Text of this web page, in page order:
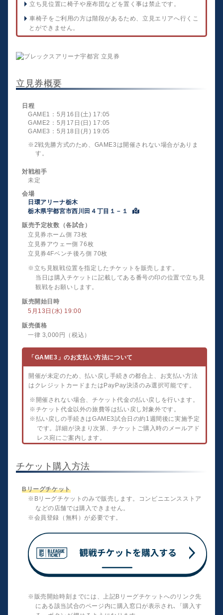
立ち見位置に椅子や座布団などを置く事は禁止です。
車椅子をご利用の方は階段があるため、立見エリアへ行くこ
とができません。
立見券概要
日程
GAME1：5月16日(土) 17:05
GAME2：5月17日(日) 17:05
GAME3：5月18日(月) 19:05
※2戦先勝方式のため、GAME3は開催されない場合がありま
す。
対戦相手
未定
会場
日環アリーナ栃木
栃木県宇都宮市西川田４丁目１－１
販売予定枚数（各試合）
立見券ホーム側 73枚
立見券アウェー側 76枚
立見券4Fベンチ後ろ側 70枚
※立ち見観戦位置を指定したチケットを販売します。
当日は購入チケットに記載してある番号の印の位置で立ち見
観戦をお願いします。
販売開始日時
5月13日(水) 19:00
販売価格
一律 3,000円（税込）
「GAME3」のお支払い方法について
開催が未定のため、払い戻し手続きの都合上、お支払い方法
はクレジットカードまたはPayPay決済のみ選択可能です。
※開催されない場合、チケット代金の払い戻しを行います。
※チケット代金以外の旅費等は払い戻し対象外です。
※払い戻しの手続きはGAME3試合日の約1週間後に実施予定
です。詳細が決まり次第、チケットご購入時のメールアド
レス宛にご案内します。
チケット購入方法
Bリーグチケット
※Bリーグチケットのみで販売します。コンビニエンスストア
などの店舗では購入できません。
※会員登録（無料）が必要です。
※販売開始時刻までには、上記Bリーグチケットへのリンク先
にある該当試合のページ内に購入窓口が表示され､「購入す